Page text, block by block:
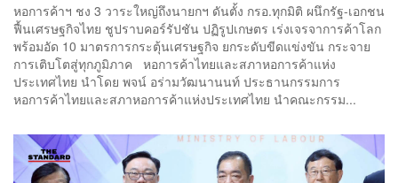
หอการค้าฯ ชง 3 วาระใหญ่ถึงนายกฯ ดันตั้ง กรอ.ทุกมิติ ผนึกรัฐ-เอกชน
ฟื้นเศรษฐกิจไทย ชูปราบคอร์รัปชัน ปฏิรูปเกษตร เร่งเจรจาการค้าโลก
พร้อมอัด 10 มาตรการกระตุ้นเศรษฐกิจ ยกระดับขีดแข่งขัน กระจาย
การเติบโตสู่ทุกภูมิภาค หอการค้าไทยและสภาหอการค้าแห่ง
ประเทศไทย นำโดย พจน์ อร่ามวัฒนานนท์ ประธานกรรมการ
หอการค้าไทยและสภาหอการค้าแห่งประเทศไทย นำคณะกรรม...